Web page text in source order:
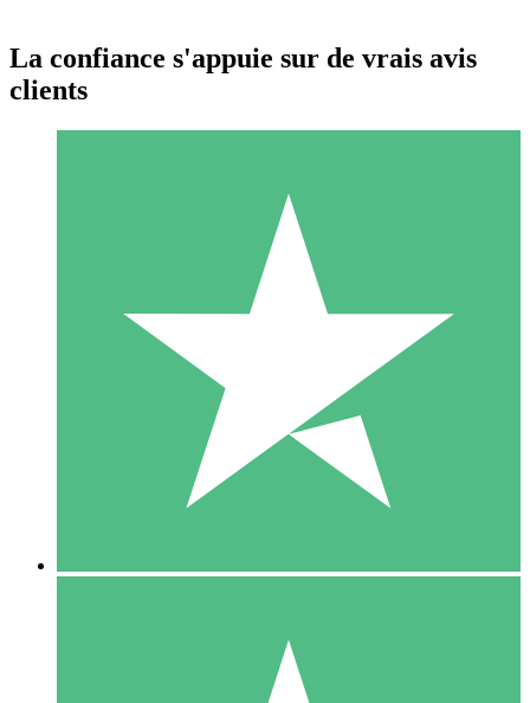
Packs de Crédits Individuels
Payez à l'utilisation avec des crédits de téléchargement. Sans
1 Téléchargement
10 00
10 Téléchargements
20 00
La confiance s'appuie sur de vrais avis
clients